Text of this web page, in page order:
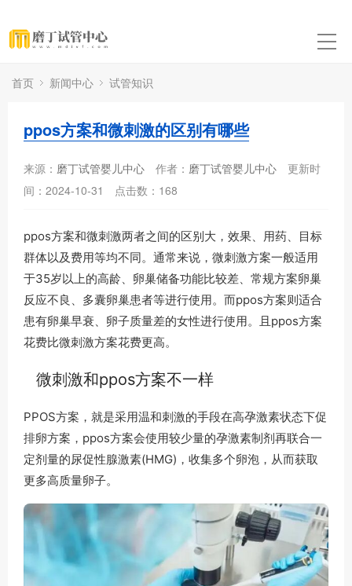
首页 新闻中心 试管知识
ppos方案和微刺激的区别有哪些
来源： 磨丁试管婴儿中心 作者： 磨丁试管婴儿中心
更新时
间：2024-10-31
点击数： 168
ppos方案和微刺激两者之间的区别大，效果、用药、目标
群体以及费用等均不同。通常来说，微刺激方案一般适用
于35岁以上的高龄、卵巢储备功能比较差、常规方案卵巢
反应不良、多囊卵巢患者等进行使用。而ppos方案则适合
患有卵巢早衰、卵子质量差的女性进行使用。且ppos方案
花费比微刺激方案花费更高。
微刺激和ppos方案不一样
PPOS方案，就是采用温和刺激的手段在高孕激素状态下促
排卵方案，ppos方案会使用较少量的孕激素制剂再联合一
定剂量的尿促性腺激素(HMG)，收集多个卵泡，从而获取
更多高质量卵子。